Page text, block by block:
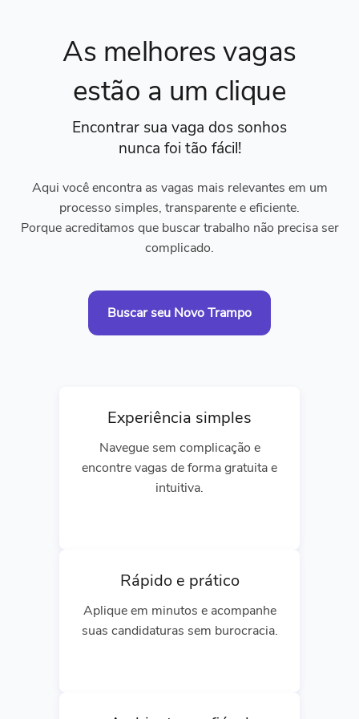
As melhores vagas
estão a um clique
Encontrar sua vaga dos sonhos
nunca foi tão fácil!
Aqui você encontra as vagas mais relevantes em um
processo simples, transparente e eficiente.
Porque acreditamos que buscar trabalho não precisa ser
complicado.
Buscar seu Novo Trampo
Experiência simples
Navegue sem complicação e
encontre vagas de forma gratuita e
intuitiva.
Rápido e prático
Aplique em minutos e acompanhe
suas candidaturas sem burocracia.